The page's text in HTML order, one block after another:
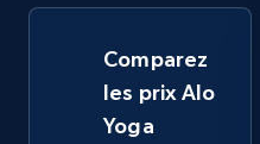
TikTok Shop
URL, Title, Available,
price, Final price,
Comparez
les prix Alo
Yoga